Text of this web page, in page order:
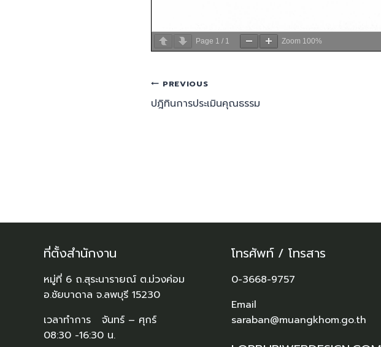
Page 1 / 1 Zoom 100%
PREVIOUS
ปฎิทินการประเมินคุณธรรม
ที่ตั้งสำนักงาน
หมู่ที่ 6 ถ.สุระนารายณ์ ต.ม่วงค่อม
อ.ชัยบาดาล จ.ลพบุรี 15230
เวลาทำการ จันทร์ – ศุกร์
08:30 -16:30 น.
โทรศัพท์ / โทรสาร
0-3668-9757
Email
saraban@muangkhom.go.th